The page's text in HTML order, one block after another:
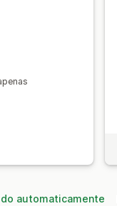
automaticamente